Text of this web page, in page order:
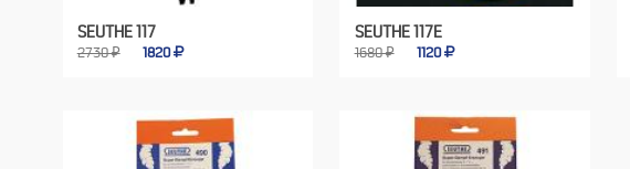
SEUTHE 117
2730 ₽ 1820
SEUTHE 117E
1680 ₽ 1120